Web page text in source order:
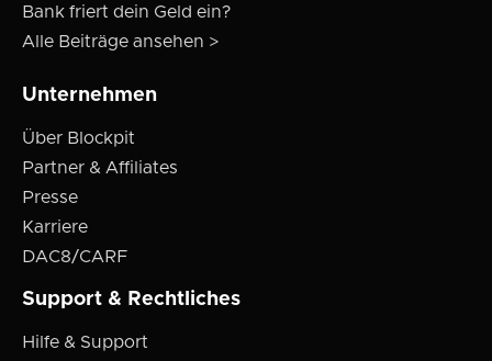
Bank friert dein Geld ein?
Alle Beiträge ansehen >
Unternehmen
Über Blockpit
Partner & Affiliates
Presse
Karriere
DAC8/CARF
Support & Rechtliches
Hilfe & Support